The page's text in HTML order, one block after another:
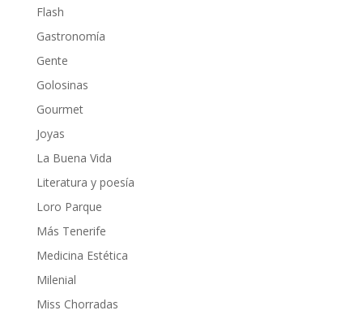
Flash
Gastronomía
Gente
Golosinas
Gourmet
Joyas
La Buena Vida
Literatura y poesía
Loro Parque
Más Tenerife
Medicina Estética
Milenial
Miss Chorradas